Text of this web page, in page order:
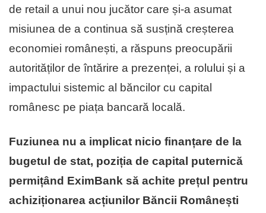
de retail a unui nou jucător care și-a asumat
misiunea de a continua să susțină creșterea
economiei românești, a răspuns preocupării
autorităților de întărire a prezenței, a rolului și a
impactului sistemic al băncilor cu capital
românesc pe piața bancară locală.
Fuziunea nu a implicat nicio finanțare de la
bugetul de stat, poziția de capital puternică
permițând EximBank să achite prețul pentru
achiziționarea acțiunilor Băncii Românești